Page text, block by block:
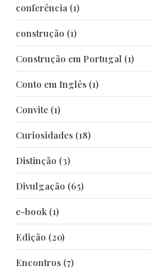
conferência (1)
construção (1)
Construção em Portugal (1)
Conto em Inglês (1)
Convite (1)
Curiosidades (18)
Distinção (3)
Divulgação (65)
e-book (1)
Edição (20)
Encontros (7)